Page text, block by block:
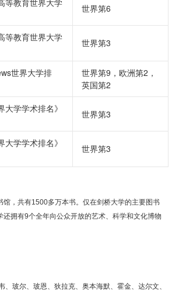
世界第6
等教育世界大学
世界第3
世界大学排
世界第9，欧洲第2，
英国第2
大学学术排名》
世界第3
大学学术排名》
世界第3
馆，共有1500多万本书。仅在剑桥大学的主要图书
还拥有9个全年向公众开放的艺术、科学和文化博物
、玻尔、玻恩、狄拉克、奥本海默、霍金、达尔文、